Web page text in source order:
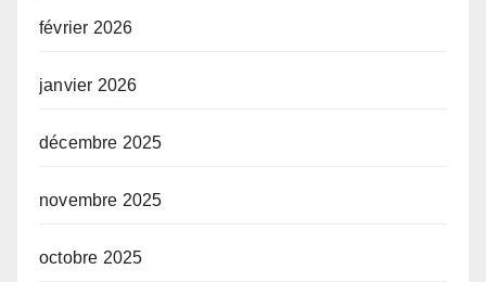
février 2026
janvier 2026
décembre 2025
novembre 2025
octobre 2025